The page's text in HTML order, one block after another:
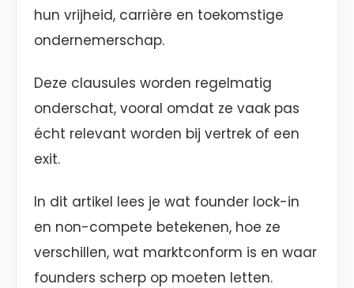
hun vrijheid, carrière en toekomstige
ondernemerschap.
Deze clausules worden regelmatig
onderschat, vooral omdat ze vaak pas
écht relevant worden bij vertrek of een
exit.
In dit artikel lees je wat founder lock-in
en non-compete betekenen, hoe ze
verschillen, wat marktconform is en waar
founders scherp op moeten letten.